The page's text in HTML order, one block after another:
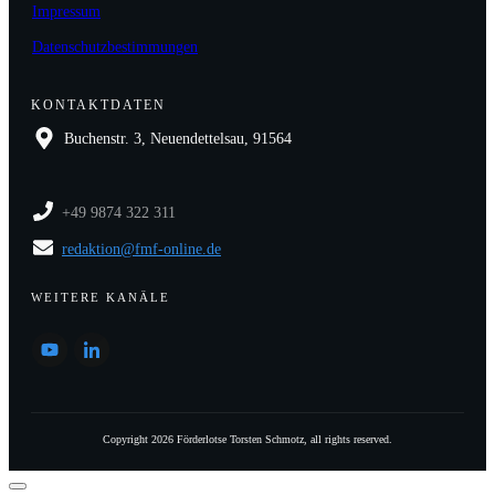
Impressum
Datenschutzbestimmungen
KONTAKTDATEN
Buchenstr. 3, Neuendettelsau, 91564
+49 9874 322 311
redaktion@fmf-online.de
WEITERE KANÄLE
Copyright 2026 Förderlotse Torsten Schmotz, all rights reserved.